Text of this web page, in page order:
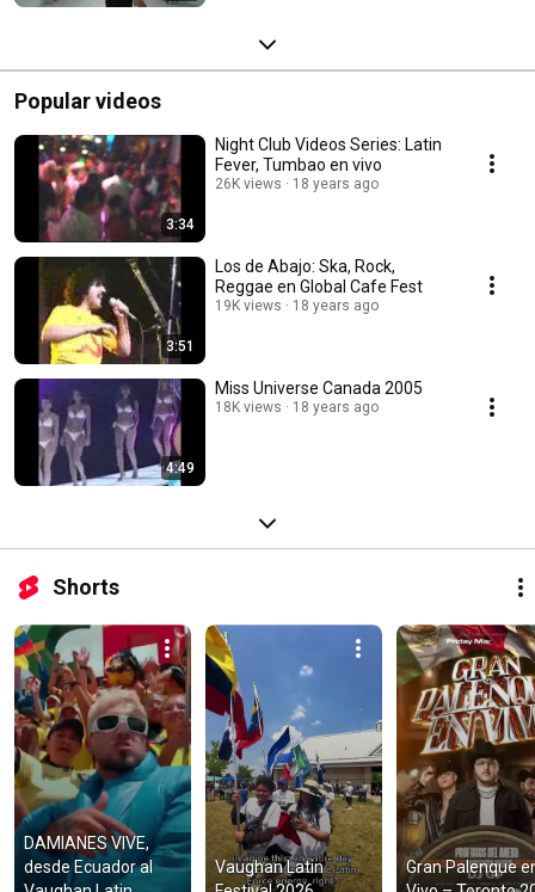
Popular videos
3:34
Night Club Videos Series: Latin
Fever, Tumbao en vivo
26K views 18 years ago
3:51
Los de Abajo: Ska, Rock,
Reggae en Global Cafe Fest
19K views 18 years ago
4:49
Miss Universe Canada 2005
18K views 18 years ago
Shorts
DAMIANES VIVE,
desde Ecuador al
Vaughan Latin
Gran Palenque